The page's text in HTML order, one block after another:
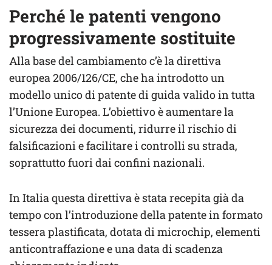
Perché le patenti vengono
progressivamente sostituite
Alla base del cambiamento c’è la direttiva
europea 2006/126/CE, che ha introdotto un
modello unico di patente di guida valido in tutta
l’Unione Europea. L’obiettivo è aumentare la
sicurezza dei documenti, ridurre il rischio di
falsificazioni e facilitare i controlli su strada,
soprattutto fuori dai confini nazionali.
In Italia questa direttiva è stata recepita già da
tempo con l’introduzione della patente in formato
tessera plastificata, dotata di microchip, elementi
anticontraffazione e una data di scadenza